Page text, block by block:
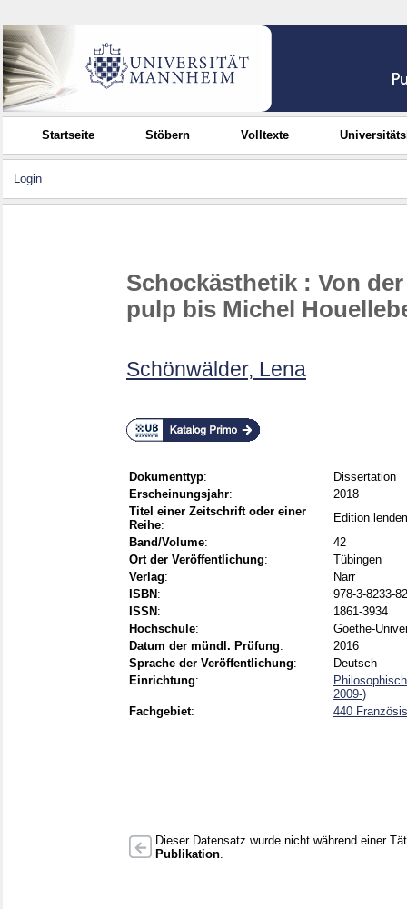
Startseite Stöbern Volltexte
Login
Schockästhetik : Von
pulp bis Michel
Schönwälder, Lena
Dokumenttyp:
Dissertation
Erscheinungsjahr:
2018
Titel einer Zeitschrift oder einer
Reihe:
Edition
Band/Volume:
42
Ort der Veröffentlichung:
Tübingen
Verlag:
Narr
ISBN :
978-3-8233-
ISSN :
1861-3934
Hochschule:
Goethe-
Datum der mündl. Prüfung:
2016
Sprache der Veröffentlichung:
Deutsch
Einrichtung:
2009-)
Fachgebiet: 440
Dieser Datensatz wurde nicht während einer
Publikation